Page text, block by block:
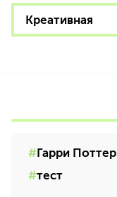
Креативная
Гарри Поттер
тест